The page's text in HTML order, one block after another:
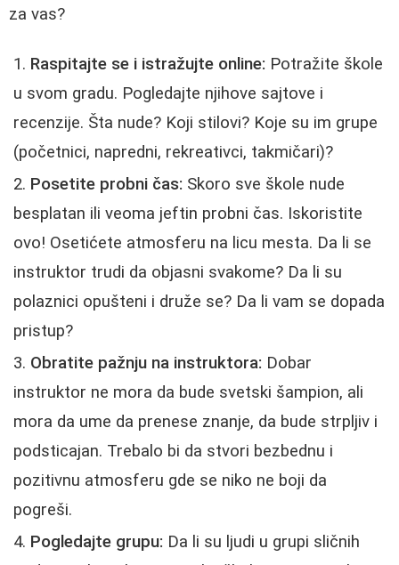
za vas?
Raspitajte se i istražujte online: Potražite škole
u svom gradu. Pogledajte njihove sajtove i
recenzije. Šta nude? Koji stilovi? Koje su im grupe
(početnici, napredni, rekreativci, takmičari)?
Posetite probni čas: Skoro sve škole nude
besplatan ili veoma jeftin probni čas. Iskoristite
ovo! Osetićete atmosferu na licu mesta. Da li se
instruktor trudi da objasni svakome? Da li su
polaznici opušteni i druže se? Da li vam se dopada
pristup?
Obratite pažnju na instruktora: Dobar
instruktor ne mora da bude svetski šampion, ali
mora da ume da prenese znanje, da bude strpljiv i
podsticajan. Trebalo bi da stvori bezbednu i
pozitivnu atmosferu gde se niko ne boji da
pogreši.
Pogledajte grupu: Da li su ljudi u grupi sličnih